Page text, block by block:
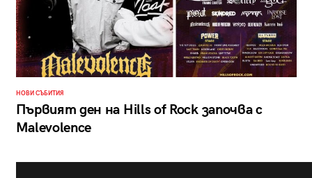
НОВИ СЪБИТИЯ
Първият ден на Hills of Rock започва с
Malevolence